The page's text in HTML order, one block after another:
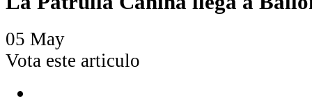
05 May
Vota este articulo